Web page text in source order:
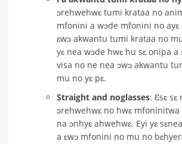
ɔrehwehwɛ tumi krataa no
mfonini a wɔde mfonini no ayɛ
ɛwɔ akwantu tumi krataa no
yɛ nea wɔde hwɛ hu sɛ onipa a
visa no ne nea ɔwɔ akwantu
mu no yɛ pɛ.
Straight and noglasses: Ɛsɛ sɛ
ɔrehwehwɛ no hwɛ
na ɔnhyɛ ahwehwɛ. Eyi yɛ
a ɛwɔ mfonini no mu no